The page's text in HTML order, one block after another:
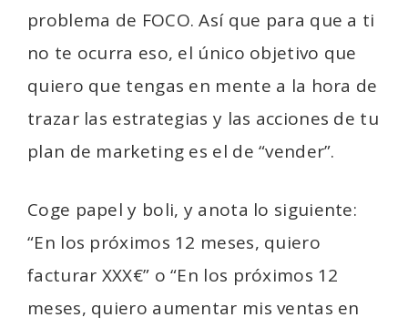
problema de FOCO. Así que para que a ti
no te ocurra eso, el único objetivo que
quiero que tengas en mente a la hora de
trazar las estrategias y las acciones de tu
plan de marketing es el de “vender”.
Coge papel y boli, y anota lo siguiente:
“En los próximos 12 meses, quiero
facturar XXX€” o “En los próximos 12
meses, quiero aumentar mis ventas en